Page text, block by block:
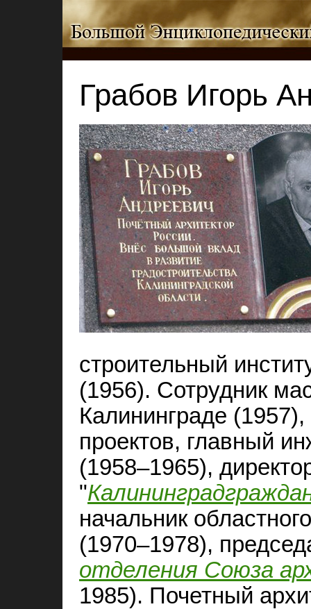
Грабов Игорь
строительный
(1956). Сотрудник
Калининграде
проектов, главный
(1958–1965),
"
начальник
(1970–1978),
отделения Союза
1985). Почетный